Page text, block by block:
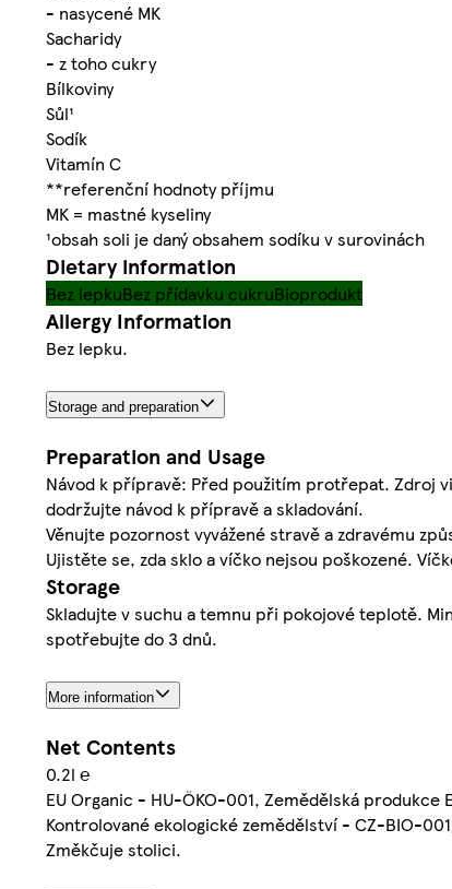
- nasycené MK
Sacharidy
- z toho cukry
Bílkoviny
Sůl¹
Sodík
Vitamín C
**referenční hodnoty příjmu
MK = mastné kyseliny
¹obsah soli je daný obsahem sodíku v surovinách
Dietary information
Bez lepkuBez přídavku cukruBioprodukt
Allergy Information
Bez lepku.
Storage and preparation
Preparation and Usage
Návod k přípravě: Před použitím protřepat. Zdroj
dodržujte návod k přípravě a skladování.
Věnujte pozornost vyvážené stravě a zdravému
Ujistěte se, zda sklo a víčko nejsou poškozené.
Storage
Skladujte v suchu a temnu při pokojové teplotě.
spotřebujte do 3 dnů.
More information
Net Contents
0.2l ℮
EU Organic - HU-ÖKO-001, Zemědělská produkce
Kontrolované ekologické zemědělství - CZ-BIO-
Změkčuje stolici.